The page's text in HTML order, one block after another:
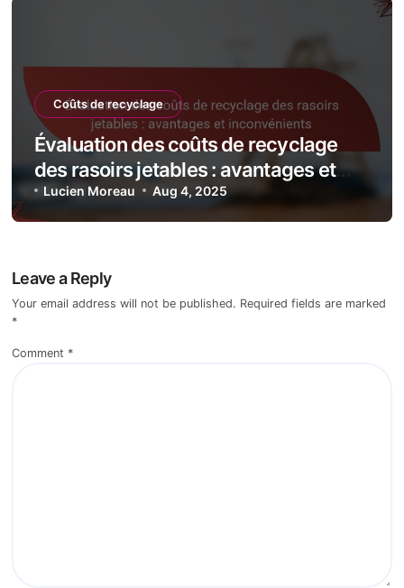
Coûts de recyclage
Évaluation des coûts de recyclage
des rasoirs jetables : avantages et
inconvénients
Lucien Moreau Aug 4, 2025
Leave a Reply
Your email address will not be published. Required fields are marked
*
Comment *